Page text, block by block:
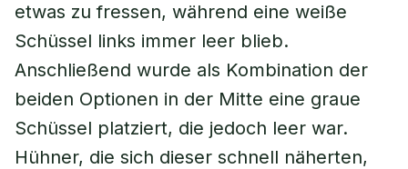
etwas zu fressen, während eine weiße
Schüssel links immer leer blieb.
Anschließend wurde als Kombination der
beiden Optionen in der Mitte eine graue
Schüssel platziert, die jedoch leer war.
Hühner, die sich dieser schnell näherten,